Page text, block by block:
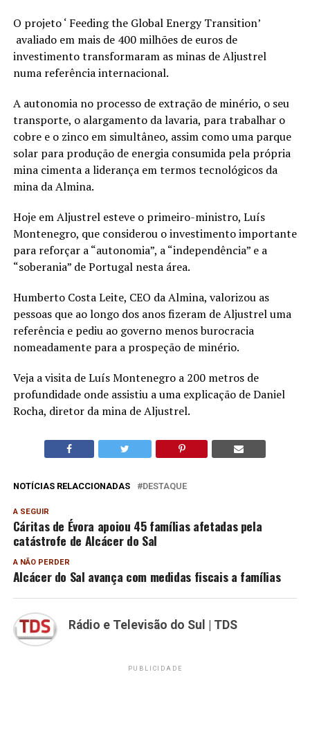
O projeto ‘ Feeding the Global Energy Transition’
avaliado em mais de 400 milhões de euros de
investimento transformaram as minas de Aljustrel
numa referência internacional.
A autonomia no processo de extração de minério, o seu
transporte, o alargamento da lavaria, para trabalhar o
cobre e o zinco em simultâneo, assim como uma parque
solar para produção de energia consumida pela própria
mina cimenta a liderança em termos tecnológicos da
mina da Almina.
Hoje em Aljustrel esteve o primeiro-ministro, Luís
Montenegro, que considerou o investimento importante
para reforçar a “autonomia”, a “independência” e a
“soberania” de Portugal nesta área.
Humberto Costa Leite, CEO da Almina, valorizou as
pessoas que ao longo dos anos fizeram de Aljustrel uma
referência e pediu ao governo menos burocracia
nomeadamente para a prospeção de minério.
Veja a visita de Luís Montenegro a 200 metros de
profundidade onde assistiu a uma explicação de Daniel
Rocha, diretor da mina de Aljustrel.
NOTÍCIAS RELACCIONADAS DESTAQUE
A SEGUIR
Cáritas de Évora apoiou 45 famílias afetadas pela
catástrofe de Alcácer do Sal
A NÃO PERDER
Alcácer do Sal avança com medidas fiscais a famílias
Rádio e Televisão do Sul | TDS
PUBLICIDADE